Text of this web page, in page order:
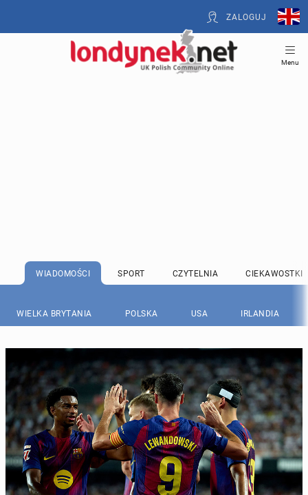
ZALOGUJ
Menu
WIADOMOŚCI SPORT CZYTELNIA CIEKAWOSTKI
WIELKA BRYTANIA POLSKA USA IRLANDIA